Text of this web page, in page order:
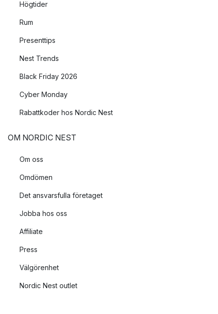
Högtider
Rum
Presenttips
Nest Trends
Black Friday 2026
Cyber Monday
Rabattkoder hos Nordic Nest
OM NORDIC NEST
Om oss
Omdömen
Det ansvarsfulla företaget
Jobba hos oss
Affiliate
Press
Välgörenhet
Nordic Nest outlet